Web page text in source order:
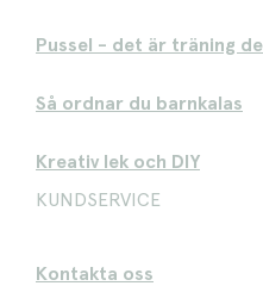
Pussel - det är träning
Så ordnar du barnkalas
Kreativ lek och DIY
KUNDSERVICE
Kontakta oss